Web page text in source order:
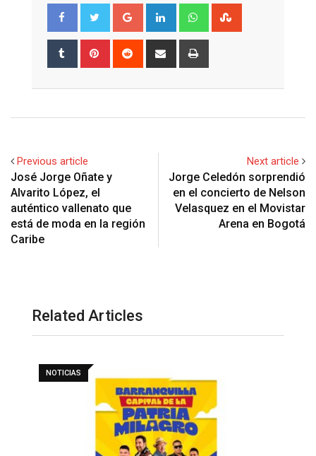
Google+ LinkedIn Whatsapp
Tumblr Pinterest Reddit
Share
Previous article
José Jorge Oñate y
Alvarito López, el
auténtico vallenato que
está de moda en la región
Caribe
Next article
Jorge Celedón sorprendió
en el concierto de Nelson
Velasquez en el Movistar
Arena en Bogotá
Related Articles
NOTICIAS